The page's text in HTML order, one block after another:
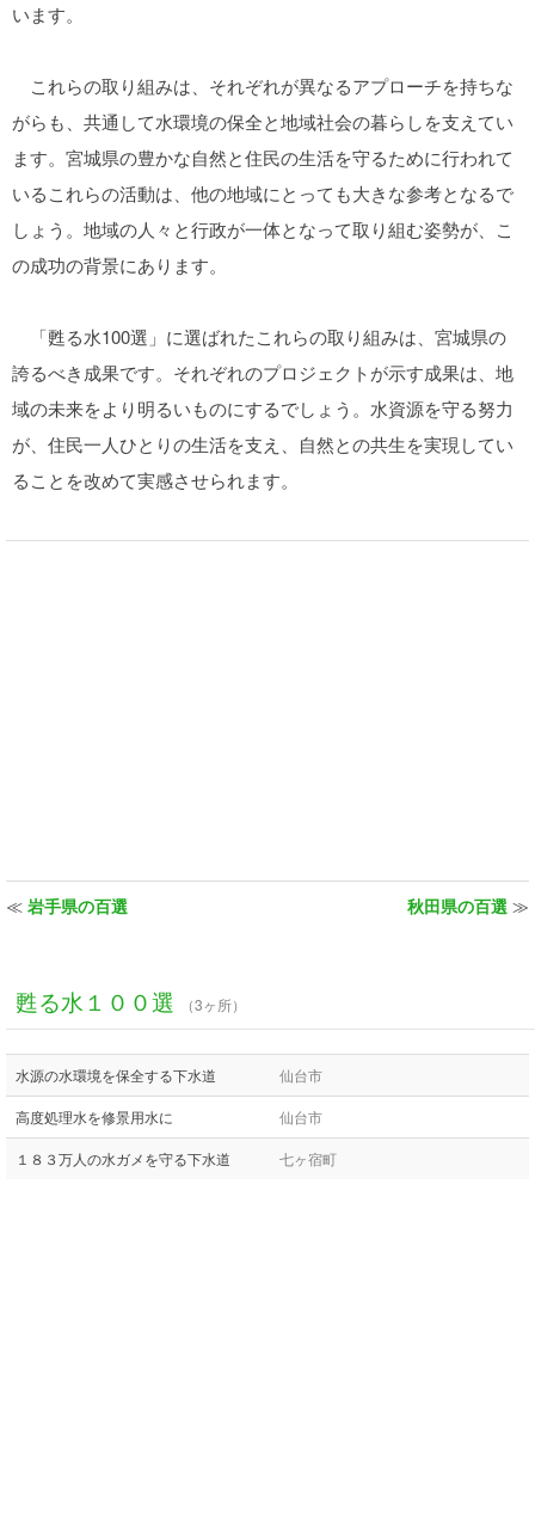
います。
これらの取り組みは、それぞれが異なるアプローチを持ちな
がらも、共通して水環境の保全と地域社会の暮らしを支えてい
ます。宮城県の豊かな自然と住民の生活を守るために行われて
いるこれらの活動は、他の地域にとっても大きな参考となるで
しょう。地域の人々と行政が一体となって取り組む姿勢が、こ
の成功の背景にあります。
「甦る水100選」に選ばれたこれらの取り組みは、宮城県の
誇るべき成果です。それぞれのプロジェクトが示す成果は、地
域の未来をより明るいものにするでしょう。水資源を守る努力
が、住民一人ひとりの生活を支え、自然との共生を実現してい
ることを改めて実感させられます。
≪ 岩手県の百選 秋田県の百選 ≫
甦る水１００選 （3ヶ所）
水源の水環境を保全する下水道 仙台市
高度処理水を修景用水に 仙台市
１８３万人の水ガメを守る下水道 七ヶ宿町